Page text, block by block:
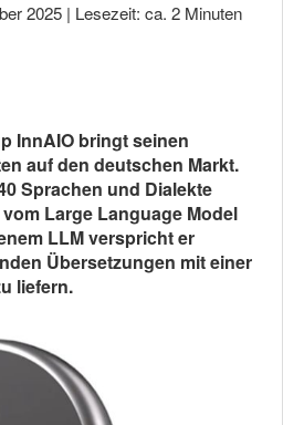
2025 | Lesezeit: ca. 2 Minuten
InnAIO bringt seinen
auf den deutschen Markt.
Sprachen und Dialekte
Large Language Model
LLM verspricht er
Übersetzungen mit einer
liefern.